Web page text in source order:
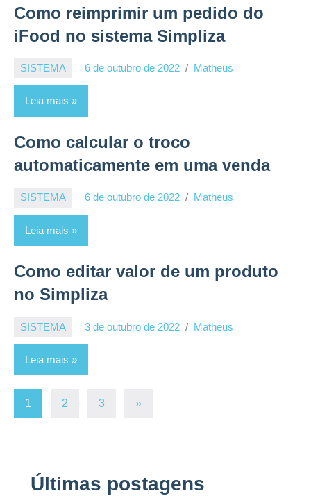
Como reimprimir um pedido do
iFood no sistema Simpliza
SISTEMA 6 de outubro de 2022 Matheus
Leia mais
Como calcular o troco
automaticamente em uma venda
SISTEMA 6 de outubro de 2022 Matheus
Leia mais
Como editar valor de um produto
no Simpliza
SISTEMA 3 de outubro de 2022 Matheus
Leia mais
Paginação
1 2 3
Post
»
Últimas postagens